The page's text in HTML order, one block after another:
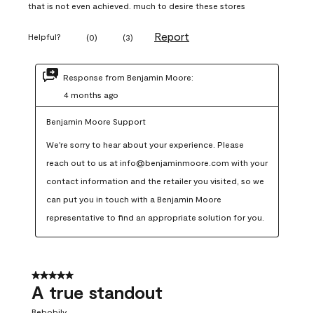
that is not even achieved. much to desire these stores
Helpful? (0) (3) Report
Response from Benjamin Moore:
4 months ago
Benjamin Moore Support
We're sorry to hear about your experience. Please
reach out to us at info@benjaminmoore.com with your
contact information and the retailer you visited, so we
can put you in touch with a Benjamin Moore
representative to find an appropriate solution for you.
5 out of 5 stars.
A true standout